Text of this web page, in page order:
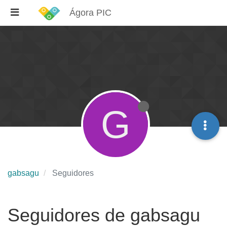
Ágora PIC
gabsagu Seguidores
G
Seguidores de gabsagu